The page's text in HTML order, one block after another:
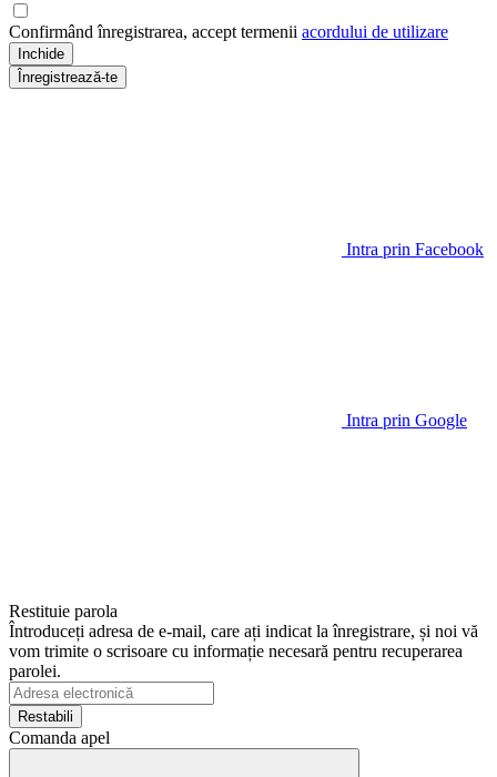
Confirmând înregistrarea, accept termenii acordului de utilizare
Inchide
Înregistrează-te
Intra prin Facebook
Intra prin Google
Restituie parola
Întroduceți adresa de e-mail, care ați indicat la înregistrare, și noi vă
vom trimite o scrisoare cu informație necesară pentru recuperarea
parolei.
Restabili
Comanda apel